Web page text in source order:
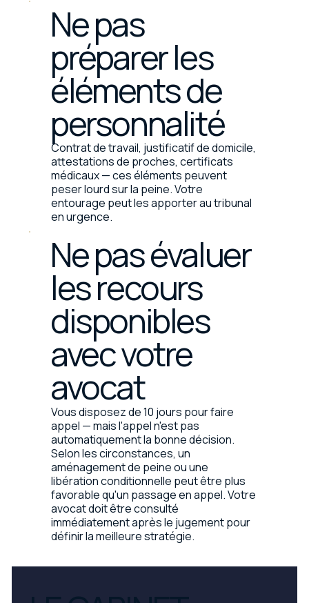
Ne pas
préparer les
éléments de
personnalité
Contrat de travail, justificatif de domicile,
attestations de proches, certificats
médicaux — ces éléments peuvent
peser lourd sur la peine. Votre
entourage peut les apporter au tribunal
en urgence.
Ne pas évaluer
les recours
disponibles
avec votre
avocat
Vous disposez de 10 jours pour faire
appel — mais l'appel n'est pas
automatiquement la bonne décision.
Selon les circonstances, un
aménagement de peine ou une
libération conditionnelle peut être plus
favorable qu'un passage en appel. Votre
avocat doit être consulté
immédiatement après le jugement pour
définir la meilleure stratégie.